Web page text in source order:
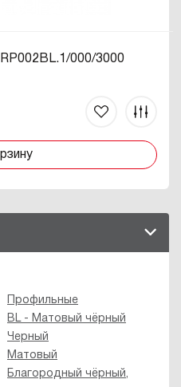
000/3000
Профильные
BL - Матовый чёрный
Черный
Матовый
Благородный чёрный,